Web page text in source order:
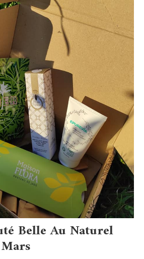
Belle Au Naturel